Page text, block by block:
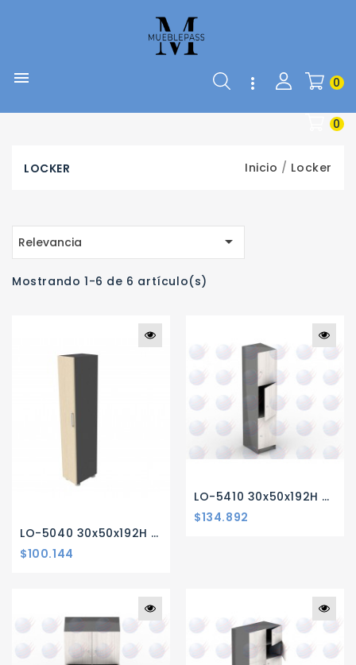
 0

0
LOCKER Inicio Locker
Relevancia 
Mostrando 1-6 de 6 artículo(s)
LO-5040 30x50x192H 1 PUERTA MELAMINA
$100.144
LO-5410 30x50x192H 3 PUERTA MELAMINA
$134.892